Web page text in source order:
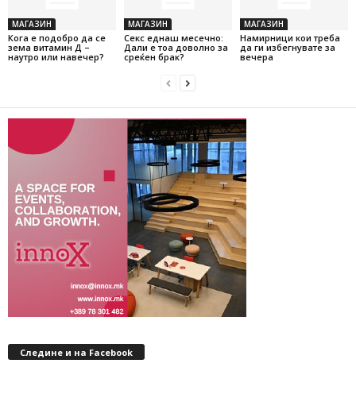
МАГАЗИН
Кога е подобро да се
зема витамин Д –
наутро или навечер?
МАГАЗИН
Секс еднаш месечно:
Дали е тоа доволно за
среќен брак?
МАГАЗИН
Намирници кои треба
да ги избегнувате за
вечера
Следине и на Facebook